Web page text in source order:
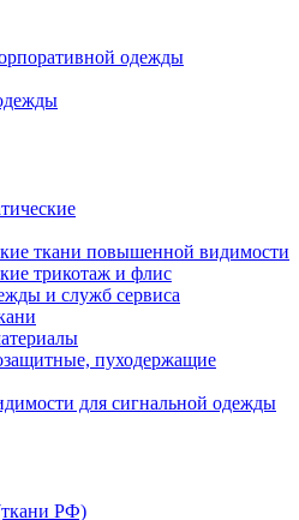
одежды
ткани повышенной видимости
трикотаж и флис
и служб сервиса
пуходержащие
для сигнальной одежды
РФ)